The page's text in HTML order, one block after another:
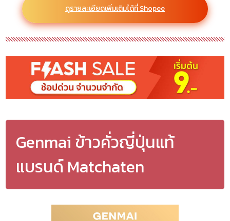
ดูรายละเอียดเพิ่มเติมได้ที่ Shopee
Genmai ข้าวคั่วญี่ปุ่นแท้
แบรนด์ Matchaten